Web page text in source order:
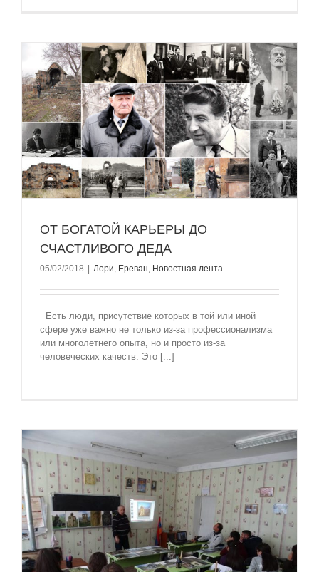
ОТ БОГАТОЙ КАРЬЕРЫ ДО
СЧАСТЛИВОГО ДЕДА
05/02/2018 | Лори, Ереван, Новостная лента
Есть люди, присутствие которых в той или иной
сфере уже важно не только из-за профессионализма
или многолетнего опыта, но и просто из-за
человеческих качеств. Это [...]